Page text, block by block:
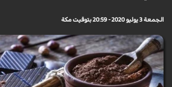
الجمعة 3 يوليو 2020 - 20:59 بتوقيت مكة